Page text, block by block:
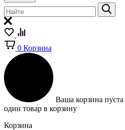
0 Корзина
Ваша корзина пуста
один товар в корзину
Корзина